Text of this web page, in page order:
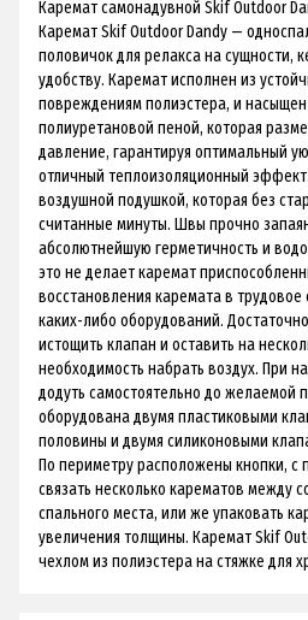
Каремат самонадувной Skif Outdoor
Каремат Skif Outdoor Dandy —
половичок для релакса на сущности,
удобству. Каремат исполнен из
повреждениям полиэстера, и
полиуретановой пеной, которая
давление, гарантируя оптимальный
отличный теплоизоляционный
воздушной подушкой, которая без
считанные минуты. Швы прочно
абсолютнейшую герметичность и
это не делает каремат
восстановления каремата в трудовое
каких-либо оборудований.
истощить клапан и оставить на
необходимость набрать воздух. При
додуть самостоятельно до желаемой
оборудована двумя пластиковыми
половины и двумя силиконовыми
По периметру расположены кнопки,
связать несколько карематов между
спального места, или же упаковать
увеличения толщины. Каремат Skif
чехлом из полиэстера на стяжке для